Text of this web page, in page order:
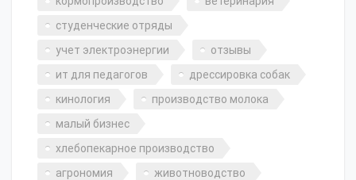
студенческие отряды
учет электроэнергии
отзывы
ит для педагогов
дрессировка собак
кинология
производство молока
малый бизнес
хлебопекарное производство
агрономия
животноводство